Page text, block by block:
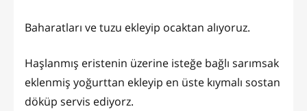
Baharatları ve tuzu ekleyip ocaktan alıyoruz.
Haşlanmış eristenin üzerine isteğe bağlı sarımsak
eklenmiş yoğurttan ekleyip en üste kıymalı sostan
döküp servis ediyorz.